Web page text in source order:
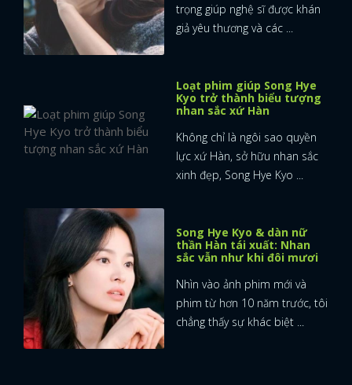
trọng giúp nghệ sĩ được khán
giả yêu thương và các ...
Loạt phim giúp Song Hye
Kyo trở thành biểu tượng
nhan sắc xứ Hàn
Không chỉ là ngôi sao quyền
lực xứ Hàn, sở hữu nhan sắc
xinh đẹp, Song Hye Kyo ...
Song Hye Kyo & dàn nữ
thần Hàn tái xuất: Nhan
sắc vẫn như khi đôi mươi
Nhìn vào ảnh phim mới và
phim từ hơn 10 năm trước, tôi
chẳng thấy sự khác biệt ...